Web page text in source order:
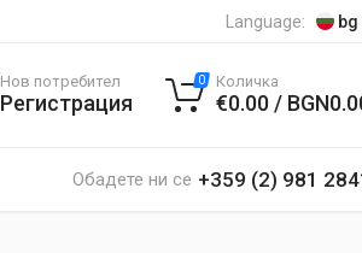
Language: bg
Обадете ни се +359 (2) 981
Нов потребител
Регистрация
0 Количка
€0.00 /